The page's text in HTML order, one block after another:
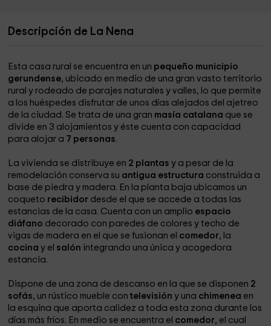
Descripción de La Nena
Esta casa rural se encuentra en un pequeño municipio
gerundense, ubicado en medio de una gran vasto territorio
rural y rodeado de parajes naturales y valles, lo que permite
a los huéspedes disfrutar de unos días alejados del ajetreo
de la ciudad. Se trata de una gran masía catalana que se
divide en 3 alojamientos y éste cuenta con capacidad
para alojar a 7 personas.
La vivienda se distribuye en 2 plantas y a pesar de la
remodelación conserva su antigua estructura construida a
base de piedra y madera. En la planta baja ubicamos un
coqueto recibidor desde el que se accede a todas las
estancias de la casa. Cuenta con un amplio espacio
diáfano decorado con paredes de colores y techo de
vigas de madera en el que se fusionan el comedor, la
cocinay el salón integrando una única y acogedora
estancia.
Dispone de una zona de descanso en la que se disponen 2
sofás, un rústico mueble contelevisióny una chimenea en
la esquina que aporta calidez a toda esta zona durante los
días más fríos. En medio se encuentra el comedor, el cual